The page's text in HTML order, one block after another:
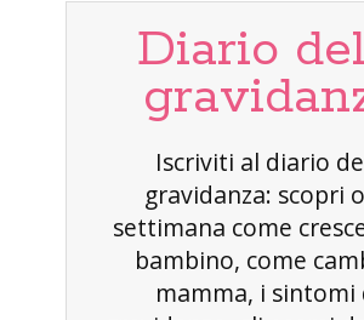
Diario
Iscriviti al diario
gravidanza: scopri
settimana come
bambino, come
mamma, i sintomi